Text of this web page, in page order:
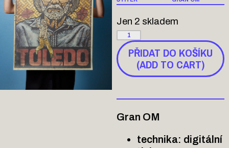
Jen 2 skladem
PŘIDAT DO KOŠÍKU
(ADD TO CART)
Gran OM
technika: digitální